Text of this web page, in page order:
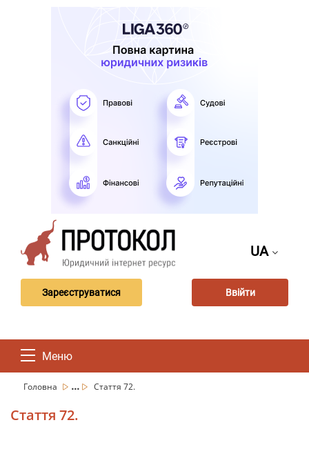
UA
Зареєструватися Ввійти
Меню
Головна ... Стаття 72.
Стаття 72.